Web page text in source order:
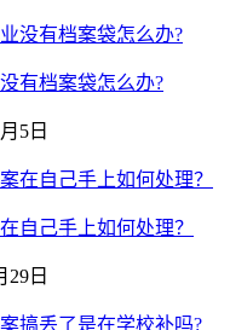
有档案袋怎么办?
5日
自己手上如何处理？
29日